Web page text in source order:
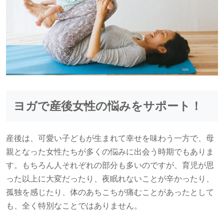
ヨガで産後女性の悩みをサポート！
産後は、可愛い子どもが生まれて幸せを味わう一方で、母
親となった女性たちが多くの悩みに出会う時期でもありま
す。もちろん人それぞれの部分も多いのですが、育児が思
った以上に大変だったり、夜眠れないことが辛かったり、
孤独を感じたり、体のあちこちが痛むことがあったとして
も、全く特別なことではありません。